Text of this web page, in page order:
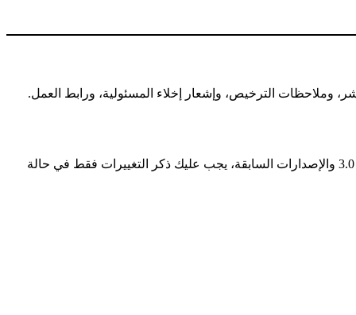
وملاحظات الترخيص، وإشعار إخلاء المسئولية، ورابط العمل.
— في الإصدارة 4.0، يجب عليك ذكر وتوضيح أي تغيير أجريته على المُصنَّف. في الإصدارة 3.0 والإصدارات السابقة، يجب عليك ذكر التغييرات فقط في حالة